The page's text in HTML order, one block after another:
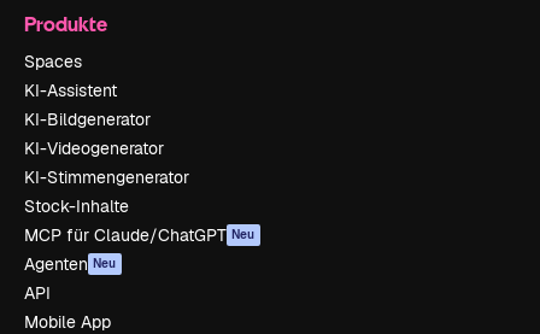
Produkte
Spaces
KI-Assistent
KI-Bildgenerator
KI-Videogenerator
KI-Stimmengenerator
Stock-Inhalte
MCP für Claude/ChatGPT Neu
Agenten Neu
API
Mobile App